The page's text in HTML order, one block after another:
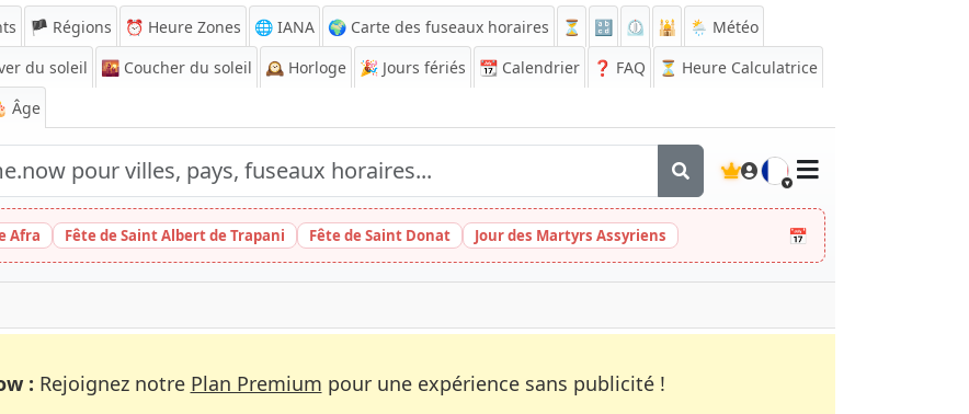
🏴 Régions ⏰ Heure Zones 🌐 IANA 🌍 Carte des fuseaux horaires ⏳ 🔡 ⏲️ 🕌
🌦️ Météo
du soleil 🌇 Coucher du soleil 🕰️ Horloge 🎉 Jours fériés 📆 Calendrier ❓ FAQ
⏳ Heure Calculatrice
Âge
🇫🇷
Afra Fête de Saint Albert de Trapani Fête de Saint Donat Jour des Martyrs Assyriens 📅
: Rejoignez notre Plan Premium pour une expérience sans publicité !